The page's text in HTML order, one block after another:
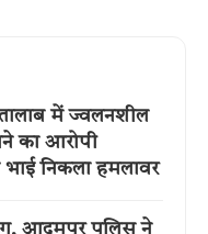
में ज्वलनशील
का आरोपी
भाई निकला हमलावर
आदमपुर पुलिस ने